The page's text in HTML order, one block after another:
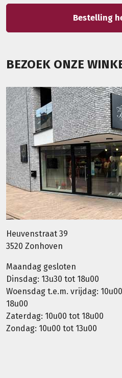
Bestelling
BEZOEK ONZE
Heuvenstraat 39
3520 Zonhoven
Maandag gesloten
Dinsdag: 13u30 tot 18u00
Woensdag t.e.m. vrijdag:
18u00
Zaterdag: 10u00 tot 18u00
Zondag: 10u00 tot 13u00